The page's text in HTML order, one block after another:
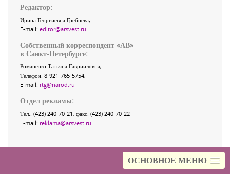
ОСНОВНОЕ МЕНЮ
Редактор:
Ирина Георгиевна Гребнёва,
E-mail: editor@arsvest.ru
Собственный корреспондент «АВ»
в Санкт-Петербурге:
Романенко Татьяна Гаврииловна,
Телефон: 8-921-765-5754,
E-mail: rtg@narod.ru
Отдел рекламы:
Тел.: (423) 240-70-21, факс: (423) 240-70-22
E-mail: reklama@arsvest.ru